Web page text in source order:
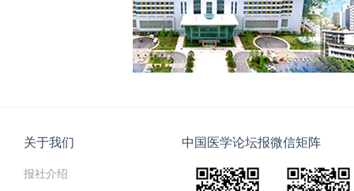
关于我们
报社介绍
中国医学论坛报微信矩阵